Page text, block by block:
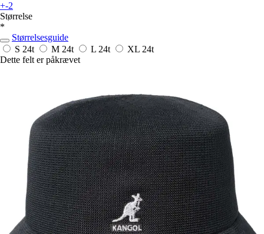
+-2
Størrelse
*
Størrelsesguide
S 24t M 24t L 24t XL 24t
Dette felt er påkrævet